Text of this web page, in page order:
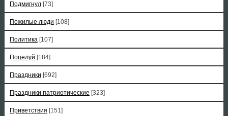
Подмигнул [73]
Пожилые люди [108]
Политика [107]
Поцелуй [184]
Праздники [692]
Праздники патриотические [323]
Приветствия [151]